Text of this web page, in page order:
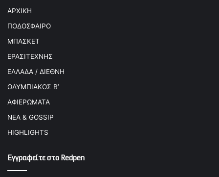
ΑΡΧΙΚΗ
ΠΟΔΟΣΦΑΙΡΟ
ΜΠΑΣΚΕΤ
ΕΡΑΣΙΤΕΧΝΗΣ
ΕΛΛΑΔΑ / ΔΙΕΘΝΗ
ΟΛΥΜΠΙΑΚΟΣ Β’
ΑΦΙΕΡΩΜΑΤΑ
ΝΕΑ & GOSSIP
HIGHLIGHTS
Εγγραφείτε στο Redpen